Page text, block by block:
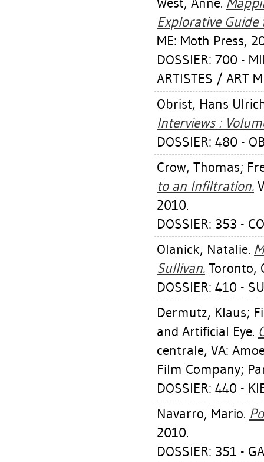
West, Anne.
Explorative
ME: Moth Press,
DOSSIER: 700 -
ARTISTES / ART
Obrist, Hans
Interviews :
DOSSIER: 480 -
Crow, Thomas;
to an Infiltration.
2010.
DOSSIER: 353 -
Olanick, Natalie.
Sullivan. Toronto,
DOSSIER: 410 -
Dermutz, Klaus;
and Artificial Eye.
centrale, VA:
Film Company;
DOSSIER: 440 -
Navarro, Mario.
2010.
DOSSIER: 351 -